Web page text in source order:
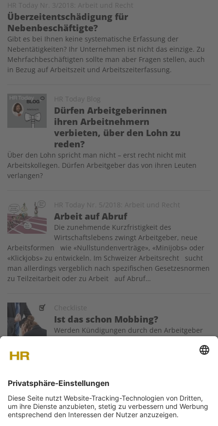
HR Today Nr. 3/2018: Arbeit und Recht
Überzeitentschädigung für
Nebenbeschäftigte?
Gibt es bei Ihnen keine systematische Erfassung der
Nebentätigkeiten? Ihr Unternehmen ist nicht das einzige. Zu
Mehrfachbeschäftigten sollte man aber Fragen stellen, auch
in Bezug auf Arbeitszeit und Arbeitszeiterfassung.
HR Today Blog
Dürfen Arbeitgeberinnen
ihren Arbeitnehmern
verbieten, über den Lohn zu
reden?
Image
Über den Lohn spricht man nicht – erst recht nicht mit
Arbeitskollegen. Dürfen Arbeitgeber das von ihren Leuten
verlangen?
HR Today Nr. 5/2018: Arbeit und Recht
Arbeit auf Abruf
Image
Die zunehmende Kurzfristigkeit des
Wirtschaftslebens zwingt Arbeitgeber, neue
Arbeitsformen wie «Nullstundenverträge», «Minijobs» oder
«Klickjobs» zu entwickeln. Im Schweizer Arbeitsrecht sucht
man allerdings vergeblich nach spezifischen Gesetzesnormen
zu Teilzeitarbeit oder zu Arbeit auf Abruf…
Checkliste
Ist das schon Mobbing?
Image
Werden Kündigungen durch den Arbeitgeber
Integration begründet, sehen sich Arbeitgeber vermehrt mit
dem Vorwurf des Mobbings ­konfrontiert. Doch was genau ist